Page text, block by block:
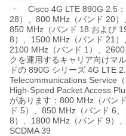
·
Cisco 4G LTE 890G 2.5 ：
28 ）、 800 MHz （バンド 20）
850 MHz （バンド 18 および
8 ）、 1500 MHz （バンド 21 ）
2100 MHz （バンド 1 ）、
クを運用するキャリア向けマ
ドの 890G シリーズ 4G LTE
Telecommunications Service （
High-Speed Packet Access
があります： 800 MHz （バンド
ド 5 ）、 850 MHz （バンド 6
8 ）、 1800 MHz （バンド 9 ）、
SCDMA 39